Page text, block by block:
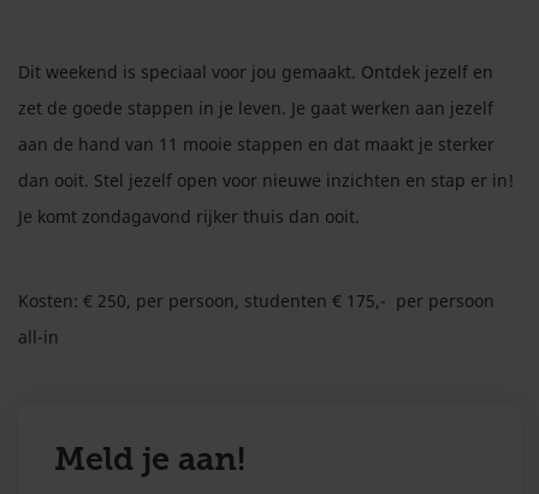
Dit weekend is speciaal voor jou gemaakt. Ontdek jezelf en
zet de goede stappen in je leven. Je gaat werken aan jezelf
aan de hand van 11 mooie stappen en dat maakt je sterker
dan ooit. Stel jezelf open voor nieuwe inzichten en stap er in!
Je komt zondagavond rijker thuis dan ooit.
Kosten: € 250, per persoon, studenten € 175,- per persoon
all-in
Meld je aan!